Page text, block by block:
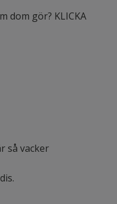
dom gör? KLICKA
så vacker